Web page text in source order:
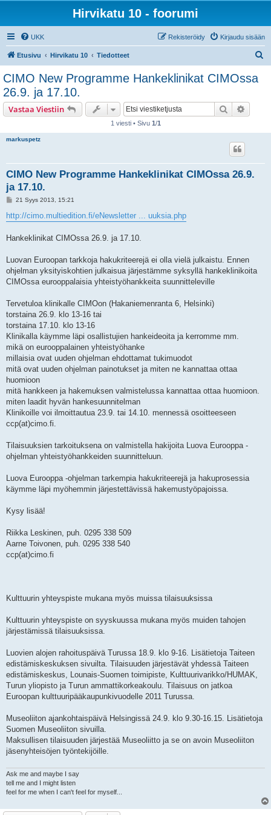
Hirvikatu 10 - foorumi
UKK Kirjaudu sisään
Rekisteröidy
Etusivu Hirvikatu 10 Tiedotteet
CIMO New Programme Hankeklinikat CIMOssa
26.9. ja 17.10.
Vastaa Viestiin Etsi
1 viesti • Sivu 1/1
markuspetz
CIMO New Programme Hankeklinikat CIMOssa 26.9.
ja 17.10.
V
e
s
i
21 Syys 2013, 15:21
http://cimo.multiedition.fi/eNewsletter ... uuksia.php
Hankeklinikat CIMOssa 26.9. ja 17.10.
Luovan Euroopan tarkkoja hakukriteerejä ei olla vielä julkaistu. Ennen
ohjelman yksityiskohtien julkaisua järjestämme syksyllä hankeklinikoita
CIMOssa eurooppalaisia yhteistyöhankkeita suunnitteleville
Tervetuloa klinikalle CIMOon (Hakaniemenranta 6, Helsinki)
torstaina 26.9. klo 13-16 tai
torstaina 17.10. klo 13-16
Klinikalla käymme läpi osallistujien hankeideoita ja kerromme mm.
mikä on eurooppalainen yhteistyöhanke
millaisia ovat uuden ohjelman ehdottamat tukimuodot
mitä ovat uuden ohjelman painotukset ja miten ne kannattaa ottaa
huomioon
mitä hankkeen ja hakemuksen valmistelussa kannattaa ottaa huomioon.
miten laadit hyvän hankesuunnitelman
Klinikoille voi ilmoittautua 23.9. tai 14.10. mennessä osoitteeseen
ccp(at)cimo.fi.
Tilaisuuksien tarkoituksena on valmistella hakijoita Luova Eurooppa -
ohjelman yhteistyöhankkeiden suunnitteluun.
Luova Eurooppa -ohjelman tarkempia hakukriteerejä ja hakuprosessia
käymme läpi myöhemmin järjestettävissä hakemustyöpajoissa.
Kysy lisää!
Riikka Leskinen, puh. 0295 338 509
Aarne Toivonen, puh. 0295 338 540
ccp(at)cimo.fi
Kulttuurin yhteyspiste mukana myös muissa tilaisuuksissa
Kulttuurin yhteyspiste on syyskuussa mukana myös muiden tahojen
järjestämissä tilaisuuksissa.
Luovien alojen rahoituspäivä Turussa 18.9. klo 9-16. Lisätietoja Taiteen
edistämiskeskuksen sivuilta. Tilaisuuden järjestävät yhdessä Taiteen
edistämiskeskus, Lounais-Suomen toimipiste, Kulttuurivarikko/HUMAK,
Turun yliopisto ja Turun ammattikorkeakoulu. Tilaisuus on jatkoa
Euroopan kulttuuripääkaupunkivuodelle 2011 Turussa.
Museoliiton ajankohtaispäivä Helsingissä 24.9. klo 9.30-16.15. Lisätietoja
Suomen Museoliiton sivuilla.
Maksullisen tilaisuuden järjestää Museoliitto ja se on avoin Museoliiton
jäsenyhteisöjen työntekijöille.
Ask me and maybe I say
tell me and I might listen
feel for me when I can't feel for myself...